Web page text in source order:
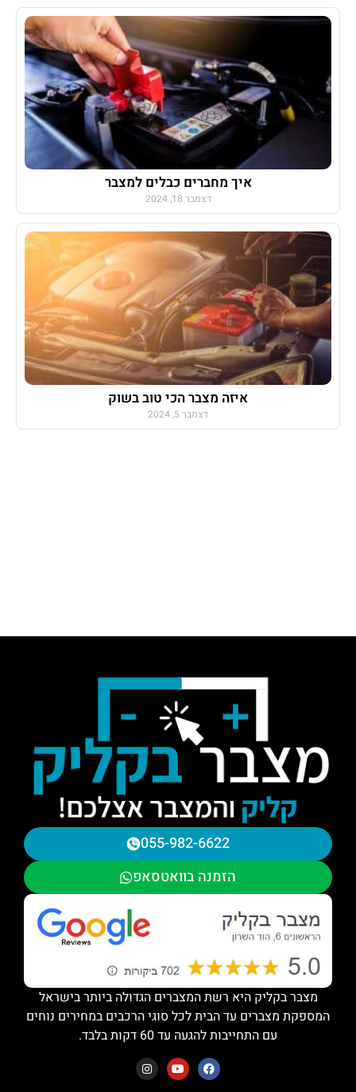
איך מחברים כבלים למצבר
דצמבר 18, 2024
איזה מצבר הכי טוב בשוק
דצמבר 5, 2024
055-982-6622
הזמנה בוואטסאפ
מצבר בקליק היא רשת המצברים הגדולה ביותר בישראל
המספקת מצברים עד הבית לכל סוגי הרכבים במחירים נוחים
עם התחייבות להגעה עד 60 דקות בלבד.